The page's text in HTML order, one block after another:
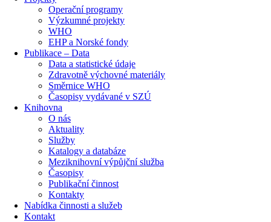
Operační programy
Výzkumné projekty
WHO
EHP a Norské fondy
Publikace – Data
Data a statistické údaje
Zdravotně výchovné materiály
Směrnice WHO
Časopisy vydávané v SZÚ
Knihovna
O nás
Aktuality
Služby
Katalogy a databáze
Meziknihovní výpůjční služba
Časopisy
Publikační činnost
Kontakty
Nabídka činnosti a služeb
Kontakt